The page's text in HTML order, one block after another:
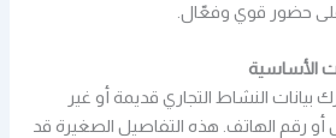
حضور قوي وفعّال.
بيانات النشاط التجاري قديمة أو غير
رقم الهاتف. هذه التفاصيل الصغيرة قد